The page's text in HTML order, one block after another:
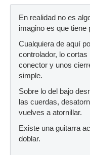
En realidad no es
imagino es que tiene
Cualquiera de aquí
controlador, lo
conector y unos
simple.
Sobre lo del bajo
las cuerdas,
vuelves a atornillar.
Existe una guitarra
doblar.